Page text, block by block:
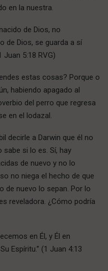
en la nuestra.
de Dios, no
de Dios, se guarda a sí
Juan 5:18 RVG)
estas cosas? Porque o
habiendo apagado al
del perro que regresa
en el lodazal.
decirle a Darwin que él no
sabe si lo es. Sí, hay
de nuevo y no lo
no niega el hecho de que
de nuevo lo sepan. Por lo
reveladora. ¿Cómo podría
en Él, y Él en
Espíritu.” (1 Juan 4:13